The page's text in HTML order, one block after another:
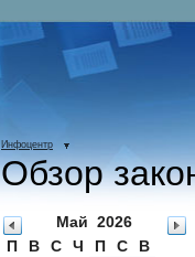
Инфоцентр
Обзор
Май 2026
П
В С Ч П С
В